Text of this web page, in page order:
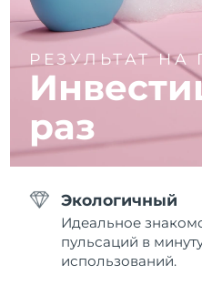
РЕЗУЛЬТАТ НА
раз
Экологичный
Идеальное
пульсаций в
использований.